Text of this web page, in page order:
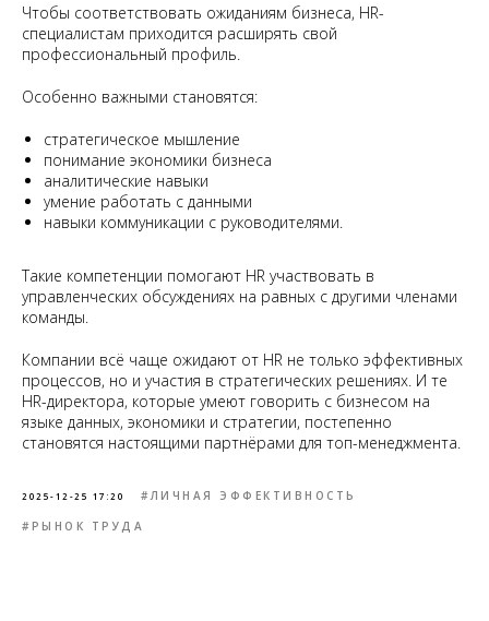
Чтобы соответствовать ожиданиям бизнеса, HR-
специалистам приходится расширять свой
профессиональный профиль.
Особенно важными становятся:
стратегическое мышление
понимание экономики бизнеса
аналитические навыки
умение работать с данными
навыки коммуникации с руководителями.
Такие компетенции помогают HR участвовать в
управленческих обсуждениях на равных с другими членами
команды.
Компании всё чаще ожидают от HR не только эффективных
процессов, но и участия в стратегических решениях. И те
HR-директора, которые умеют говорить с бизнесом на
языке данных, экономики и стратегии, постепенно
становятся настоящими партнёрами для топ-менеджмента.
2025-12-25 17:20
#ЛИЧНАЯ ЭФФЕКТИВНОСТЬ
#РЫНОК ТРУДА